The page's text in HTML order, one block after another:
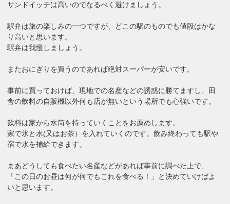
サンドイッチは高いのでなるべく避けましょう。
駅弁は旅の楽しみの一つですが、どこの駅のものでも値段はかな
り高いと思います。
駅弁は我慢しましょう。
またおにぎりを買うのであれば絶対スーパーが安いです。
事前に買っておけば、現地での名産などの誘惑に勝てますし、田
舎の飲料の自販機以外何も店が無いという場所でも心強いです。
飲料は家から水筒を持っていくことをお薦めします。
家で氷と水(又はお茶）を入れていくのです。飲み終わっても駅や
宿で水を補給できます。
まあどうしても食べたい名産などがあれば事前に調べた上で、
「この日のお昼は何が何でもこれを食べる！」と決めていけばよ
いと思います。